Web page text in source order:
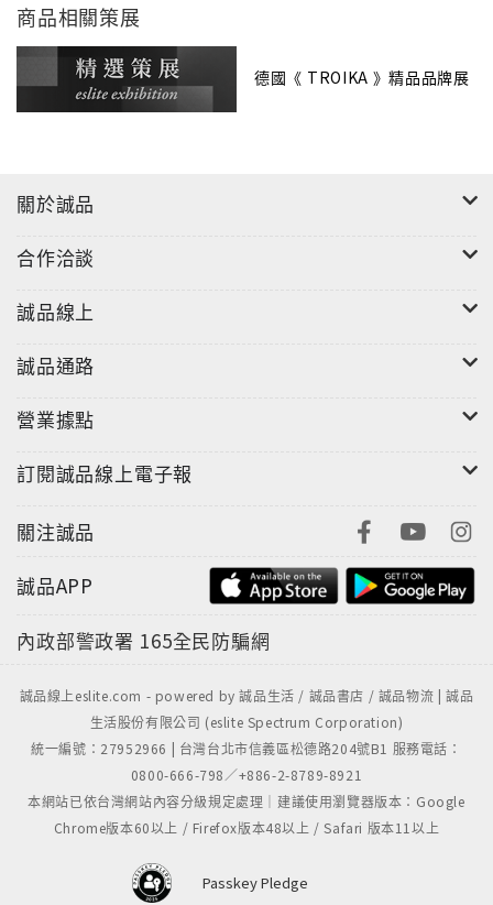
商品相關策展
德國《 TROIKA 》精品品牌展
關於誠品
合作洽談
誠品線上
誠品通路
營業據點
訂閱誠品線上電子報
關注誠品
誠品APP
內政部警政署 165全民防騙網
誠品線上eslite.com - powered by 誠品生活 / 誠品書店 / 誠品物流 | 誠品
生活股份有限公司 (eslite Spectrum Corporation)
統一編號：27952966 | 台灣台北市信義區松德路204號B1 服務電話：
0800-666-798／+886-2-8789-8921
本網站已依台灣網站內容分級規定處理｜建議使用瀏覽器版本：Google
Chrome版本60以上 / Firefox版本48以上 / Safari 版本11以上
Passkey Pledge